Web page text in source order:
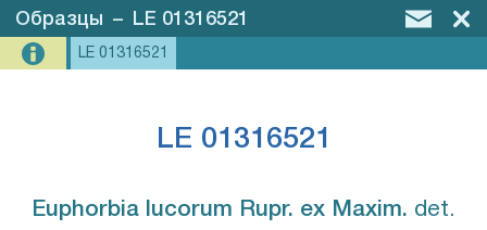
Образцы – LE 01316521
LE 01316521
LE 01316521
Euphorbia lucorum Rupr. ex Maxim.⁣ det.